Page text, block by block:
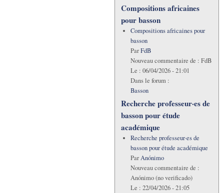
Compositions africaines
pour basson
Compositions africaines pour
basson
ParFdB
Nouveau commentaire de : FdB
Le : 06/04/2026 - 21:01
Dans le forum :
Basson
Recherche professeur·es de
basson pour étude
académique
Recherche professeur·es de
basson pour étude académique
ParAnónimo
Nouveau commentaire de :
Anónimo (no verificado)
Le : 22/04/2026 - 21:05